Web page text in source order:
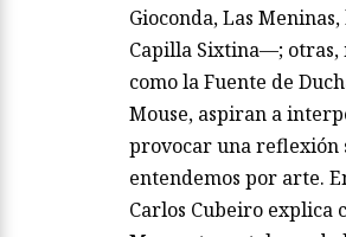
Gioconda, Las
Capilla Sixtina—; otras,
como la Fuente de
Mouse, aspiran a
provocar una reflexión
entendemos por arte.
Carlos Cubeiro explica